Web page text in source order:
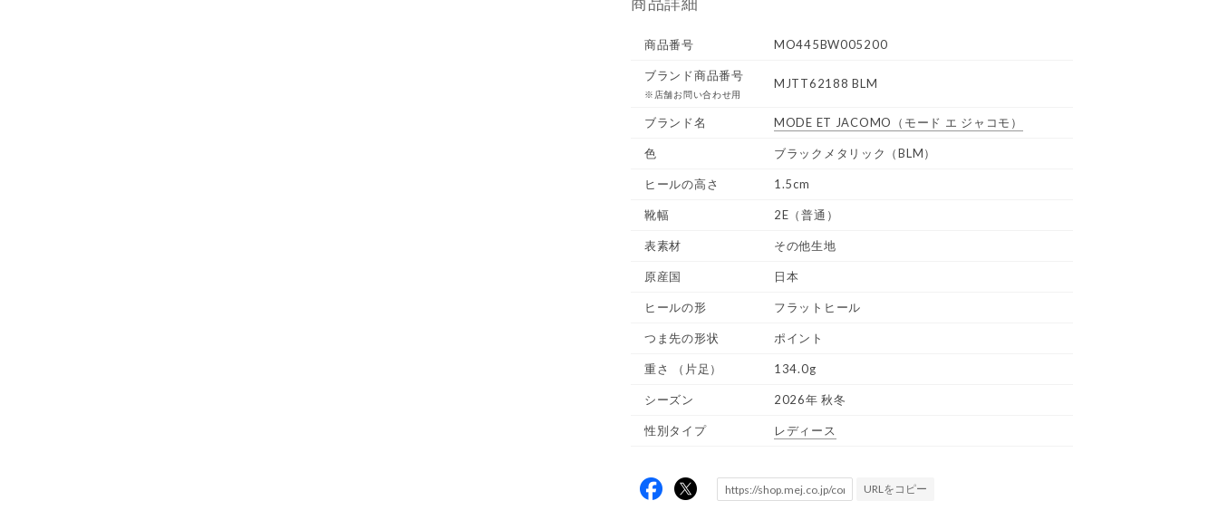
商品番号 MO445BW005200
ブランド商品番号
※店舗お問い合わせ用
MJTT62188 BLM
ブランド名 MODE ET JACOMO （モード エ ジャコモ）
色 ブラックメタリック（BLM）
ヒールの高さ 1.5cm
靴幅 2E（普通）
表素材 その他生地
原産国 日本
ヒールの形 フラットヒール
つま先の形状 ポイント
重さ （片足） 134.0g
シーズン 2026年 秋冬
性別タイプ レディース
URLをコピー